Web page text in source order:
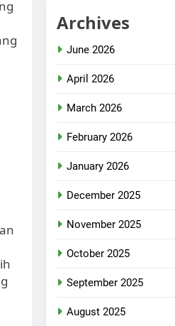
Archives
June 2026
April 2026
March 2026
February 2026
January 2026
December 2025
November 2025
October 2025
September 2025
August 2025